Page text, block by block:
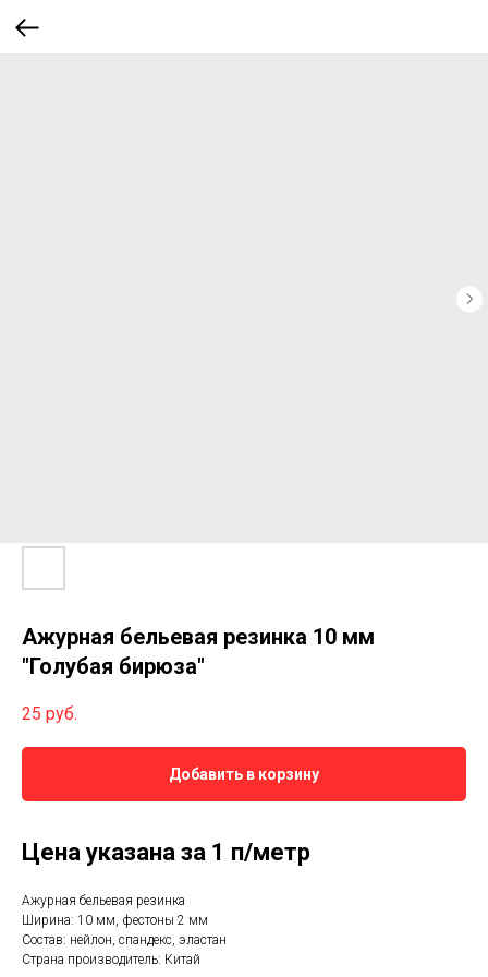
Ажурная бельевая резинка 10 мм
"Голубая бирюза"
25 руб.
Добавить в корзину
Цена указана за 1 п/метр
Ажурная бельевая резинка
Ширина: 10 мм, фестоны 2 мм
Состав: нейлон, спандекс, эластан
Страна производитель: Китай